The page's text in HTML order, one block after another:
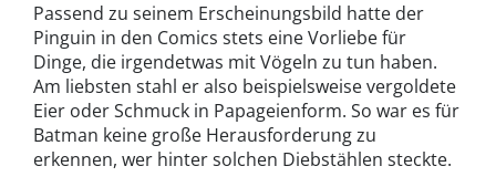
Passend zu seinem Erscheinungsbild hatte der
Pinguin in den Comics stets eine Vorliebe für
Dinge, die irgendetwas mit Vögeln zu tun haben.
Am liebsten stahl er also beispielsweise vergoldete
Eier oder Schmuck in Papageienform. So war es für
Batman keine große Herausforderung zu
erkennen, wer hinter solchen Diebstählen steckte.